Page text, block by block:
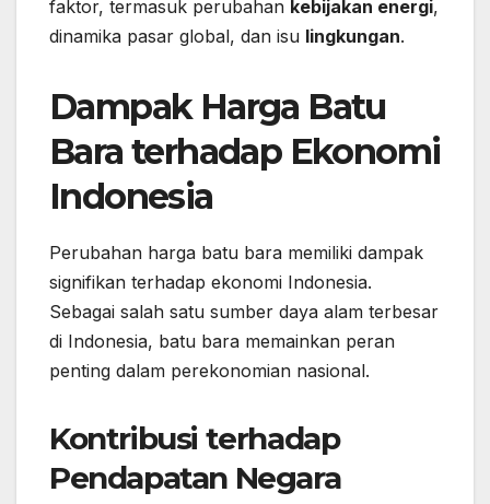
faktor, termasuk perubahan kebijakan energi,
dinamika pasar global, dan isu lingkungan.
Dampak Harga Batu
Bara terhadap Ekonomi
Indonesia
Perubahan harga batu bara memiliki dampak
signifikan terhadap ekonomi Indonesia.
Sebagai salah satu sumber daya alam terbesar
di Indonesia, batu bara memainkan peran
penting dalam perekonomian nasional.
Kontribusi terhadap
Pendapatan Negara